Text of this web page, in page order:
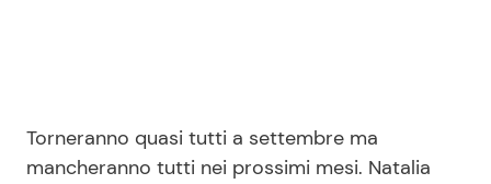
Torneranno quasi tutti a settembre ma
mancheranno tutti nei prossimi mesi. Natalia